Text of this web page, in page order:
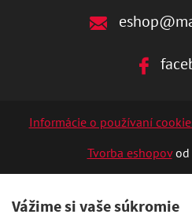
Informácie o používaní
Tvorba eshopovod
Vážime si vaše súkromie